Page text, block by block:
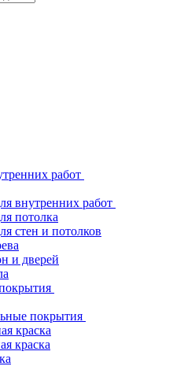
работ
внутренних работ
потолка
стен и потолков
и дверей
покрытия
краска
краска